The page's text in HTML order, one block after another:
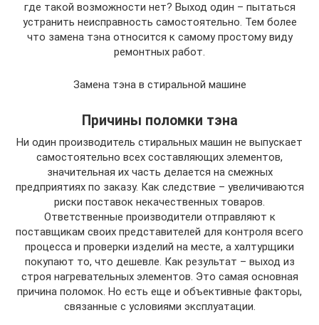
где такой возможности нет? Выход один – пытаться
устранить неисправность самостоятельно. Тем более
что замена тэна относится к самому простому виду
ремонтных работ.
Замена тэна в стиральной машине
Причины поломки тэна
Ни один производитель стиральных машин не выпускает
самостоятельно всех составляющих элементов,
значительная их часть делается на смежных
предприятиях по заказу. Как следствие – увеличиваются
риски поставок некачественных товаров.
Ответственные производители отправляют к
поставщикам своих представителей для контроля всего
процесса и проверки изделий на месте, а халтурщики
покупают то, что дешевле. Как результат – выход из
строя нагревательных элементов. Это самая основная
причина поломок. Но есть еще и объективные факторы,
связанные с условиями эксплуатации.